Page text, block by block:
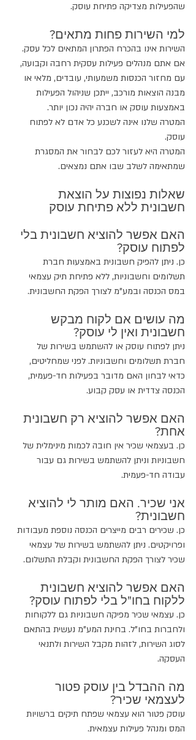
שהפעילות מצדיקה פתיחת עוסק.
למי השירות פחות מתאים?
השירות אינו בהכרח הפתרון המתאים לכל עסק.
אם אתם מנהלים פעילות עסקית רחבה וקבועה,
עם מחזור הכנסות משמעותי, עובדים, מלאי או
מבנה הוצאות מורכב, ייתכן שניהול הפעילות
באמצעות עוסק או חברה יהיה נכון יותר.
המטרה שלנו אינה לשכנע כל אדם לא לפתוח
עוסק.
המטרה היא לעזור לכם לבחור את המסגרת
שמתאימה לשלב שבו אתם נמצאים.
שאלות נפוצות על הוצאת
חשבונית ללא פתיחת עוסק
האם אפשר להוציא חשבונית בלי
לפתוח עוסק?
כן. ניתן להפיק חשבונית באמצעות חברת
תשלומים וחשבוניות, ללא פתיחת תיק עצמאי
במס הכנסה ובמע"מ לצורך הפקת החשבונית.
מה עושים אם לקוח מבקש
חשבונית ואין לי עוסק?
ניתן לפתוח עוסק או להשתמש בשירות של
חברת תשלומים וחשבוניות. לפני שמחליטים,
כדאי לבחון האם מדובר בפעילות חד-פעמית,
הכנסה צדדית או עסק קבוע.
האם אפשר להוציא רק חשבונית
אחת?
כן. בעצמאי שכיר אין חובה לכמות מינימלית של
חשבוניות וניתן להשתמש בשירות גם עבור
עבודה חד-פעמית.
אני שכיר. האם מותר לי להוציא
חשבונית?
כן. שכירים רבים מייצרים הכנסה נוספת מעבודות
ופרויקטים. ניתן להשתמש בשירות של עצמאי
שכיר לצורך הפקת החשבונית וקבלת התשלום.
האם אפשר להוציא חשבונית
ללקוח בחו"ל בלי לפתוח עוסק?
כן. עצמאי שכיר מפיקה חשבוניות גם ללקוחות
ולחברות בחו"ל. בחינת המע"מ נעשית בהתאם
לסוג השירות, לזהות מקבל השירות ולתנאי
העסקה.
מה ההבדל בין עוסק פטור
לעצמאי שכיר?
עוסק פטור הוא עצמאי שפתח תיקים ברשויות
המס ומנהל פעילות עצמאית.